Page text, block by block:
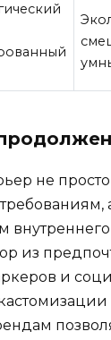
не просто
из
и